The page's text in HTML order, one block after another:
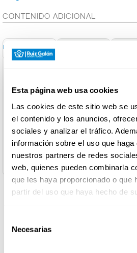
Esta página web usa cookies
Las cookies de este sitio web se
el contenido y los anuncios,
sociales y analizar el tráfico.
información sobre el uso que
nuestros partners de redes
web, quienes pueden combinarla
que les haya proporcionado o que
partir del uso que haya hecho de
Necesarias
VERDURAS
BEBIDAS
Y LIMPIEZA
PERFUMERÍA
E HIGIENE
MASCOTAS
HOGAR
CONTENIDO ADICIONAL
Información General
País de Origen:
Campofrio Food Group S.A.
Dirección del Operador:
Avda. de Europa, 24 - 28108
360 gr